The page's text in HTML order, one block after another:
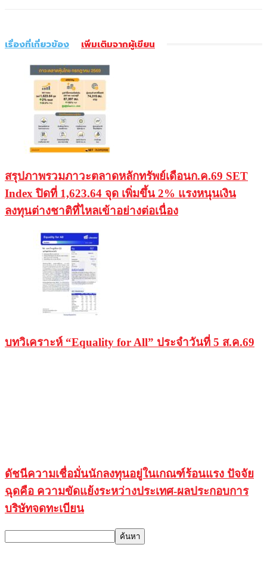
เรื่องที่เกี่ยวข้อง เพิ่มเติมจากผู้เขียน
สรุปภาพรวมภาวะตลาดหลักทรัพย์เดือนก.ค.69 SET
Index ปิดที่ 1,623.64 จุด เพิ่มขึ้น 2% แรงหนุนเงิน
ลงทุนต่างชาติที่ไหลเข้าอย่างต่อเนื่อง
บทวิเคราะห์ “Equality for All” ประจำวันที่ 5 ส.ค.69
ดัชนีความเชื่อมั่นนักลงทุนอยู่ในเกณฑ์ร้อนแรง ปัจจัย
ฉุดคือ ความขัดแย้งระหว่างประเทศ-ผลประกอบการ
บริษัทจดทะเบียน